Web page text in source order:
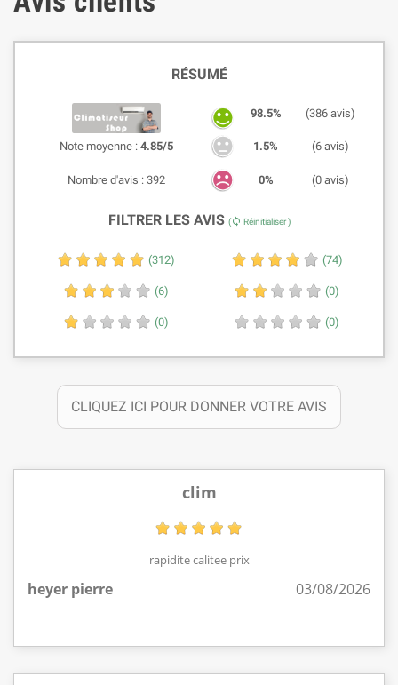
RÉSUMÉ
98.5% (386 avis)
Note moyenne : 4.85/5 1.5% (6 avis)
Nombre d'avis : 392 0% (0 avis)
FILTRER LES AVIS (sync Réinitialiser )
(312) (74)
(6) (0)
(0) (0)
CLIQUEZ ICI POUR DONNER VOTRE AVIS
clim
rapidite calitee prix
heyer pierre 03/08/2026